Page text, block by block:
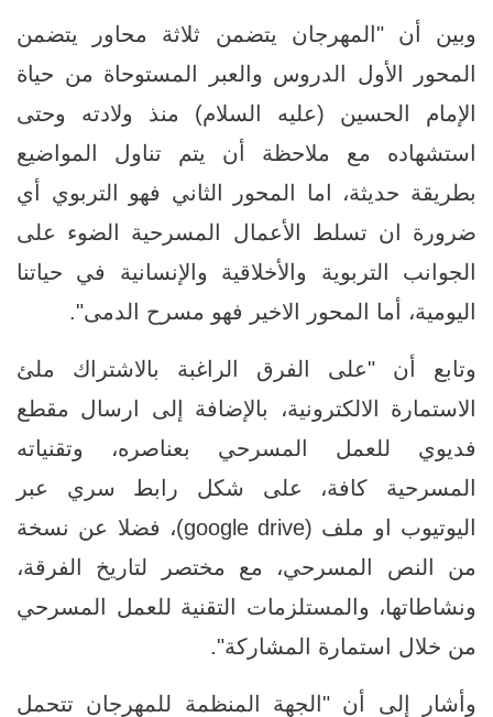
وبين أن "المهرجان يتضمن ثلاثة محاور يتضمن
المحور الأول الدروس والعبر المستوحاة من حياة
الإمام الحسين (عليه السلام) منذ ولادته وحتى
استشهاده مع ملاحظة أن يتم تناول المواضيع
بطريقة حديثة، اما المحور الثاني فهو التربوي أي
ضرورة ان تسلط الأعمال المسرحية الضوء على
الجوانب التربوية والأخلاقية والإنسانية في حياتنا
اليومية، أما المحور الاخير فهو مسرح الدمى".
وتابع أن "على الفرق الراغبة بالاشتراك ملئ
الاستمارة الالكترونية، بالإضافة إلى ارسال مقطع
فديوي للعمل المسرحي بعناصره، وتقنياته
المسرحية كافة، على شكل رابط سري عبر
اليوتيوب او ملف (google drive)، فضلا عن نسخة
من النص المسرحي، مع مختصر لتاريخ الفرقة،
ونشاطاتها، والمستلزمات التقنية للعمل المسرحي
من خلال استمارة المشاركة".
وأشار إلى أن "الجهة المنظمة للمهرجان تتحمل